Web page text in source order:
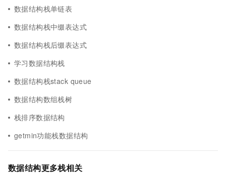
数据结构栈单链表
数据结构栈中缀表达式
数据结构栈后缀表达式
学习数据结构栈
数据结构栈stack queue
数据结构数组栈树
栈排序数据结构
getmin功能栈数据结构
数据结构更多栈相关